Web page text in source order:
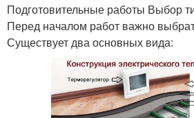
Подготовительные работы Выбор
Перед началом работ важно
Существует два основных вида: